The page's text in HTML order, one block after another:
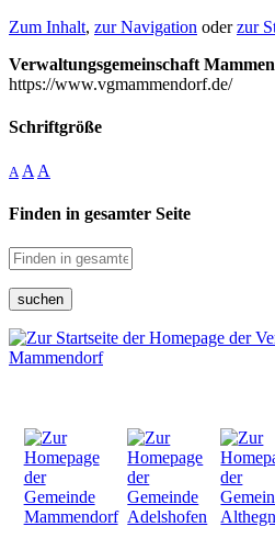
Zum Inhalt, zur Navigation oderzur
Verwaltungsgemeinschaft
https://www.vgmammendorf.de/
Schriftgröße
A A A
Finden in gesamter Seite
suchen